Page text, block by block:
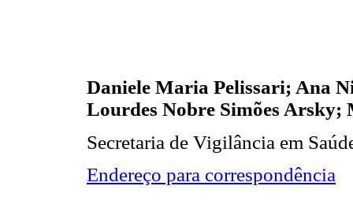
Daniele Maria Pelissari; Ana
Lourdes Nobre Simões
Secretaria de Vigilância em
Endereço para correspondência